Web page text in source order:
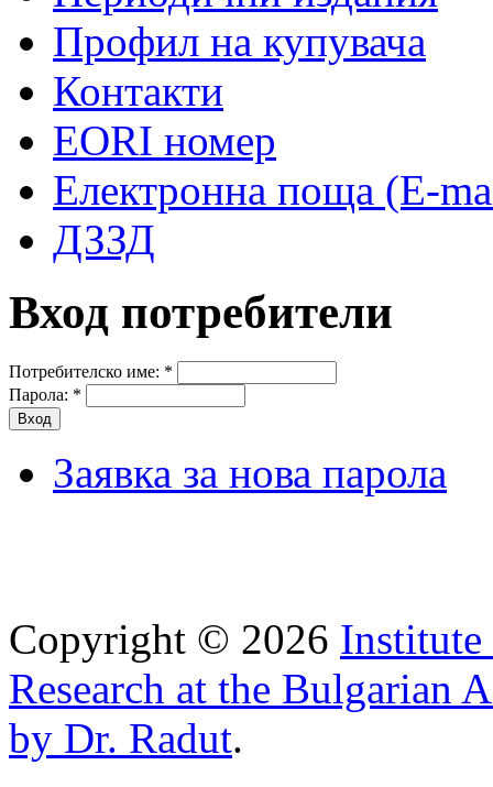
Профил на купувача
Контакти
EORI номер
Електронна поща (E-
ДЗЗД
Вход потребители
Потребителско име: *
Парола: *
Заявка за нова парола
Copyright © 2026
Research at the Bulgarian
by Dr. Radut.